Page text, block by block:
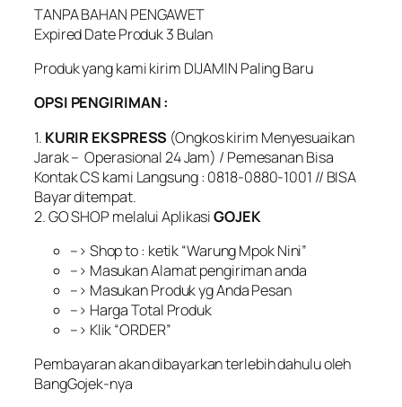
TANPA BAHAN PENGAWET
Expired Date Produk 3 Bulan
Produk yang kami kirim DIJAMIN Paling Baru
OPSI PENGIRIMAN :
1. KURIR EKSPRESS (Ongkos kirim Menyesuaikan
Jarak – Operasional 24 Jam) / Pemesanan Bisa
Kontak CS kami Langsung : 0818-0880-1001 // BISA
Bayar ditempat.
2. GO SHOP melalui AplikasiGOJEK
–> Shop to : ketik “Warung Mpok Nini”
–> Masukan Alamat pengiriman anda
–> Masukan Produk yg Anda Pesan
–> Harga Total Produk
–> Klik “ORDER”
Pembayaran akan dibayarkan terlebih dahulu oleh
BangGojek-nya